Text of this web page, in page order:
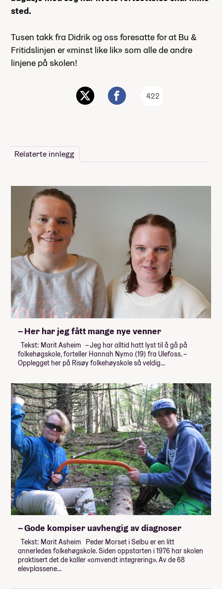
sted.
Tusen takk fra Didrik og oss foresatte for at Bu &
Fritidslinjen er «minst like lik» som alle de andre
linjene på skolen!
422
Relaterte innlegg
– Her har jeg fått mange nye venner
Tekst: Marit Asheim – Jeg har alltid hatt lyst til å gå på
folkehøgskole, forteller Hannah Nymo (19) fra Ulefoss. –
Opplegget her på Risøy folkehøyskole så veldig…
– Gode kompiser uavhengig av diagnoser
Tekst: Marit Asheim Peder Morset i Selbu er en litt
annerledes folkehøgskole. Siden oppstarten i 1976 har skolen
praktisert det de kaller «omvendt integrering». Av de 68
elevplassene…